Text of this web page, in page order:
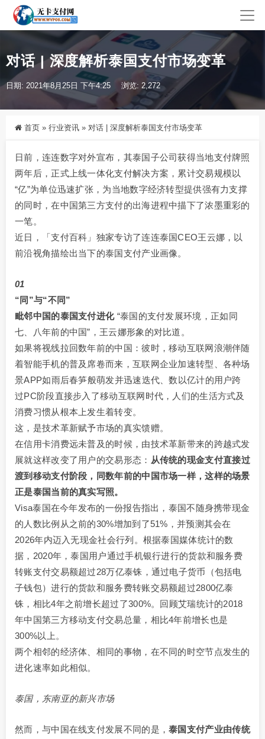
对话 | 深度解析泰国支付市场变革
日期: 2021年8月25日 下午4:25 浏览: 2,272
首页 » 行业资讯 » 对话 | 深度解析泰国支付市场变革
日前，连连数字对外宣布，其泰国子公司获得当地支付牌照
两年后，正式上线一体化支付解决方案，累计交易规模以
“亿”为单位迅速扩张，为当地数字经济转型提供强有力支撑
的同时，在中国第三方支付的出海进程中描下了浓墨重彩的
一笔。
近日，「支付百科」独家专访了连连泰国CEO王云娜，以
前沿视角描绘出当下的泰国支付产业画像。
01
“同”与“不同”
毗邻中国的泰国支付进化“泰国的支付发展环境，正如同
七、八年前的中国”，王云娜形象的对比道。
如果将视线拉回数年前的中国：彼时，移动互联网浪潮伴随
着智能手机的普及席卷而来，互联网企业加速转型、各种场
景APP如雨后春笋般萌发并迅速迭代、数以亿计的用户跨
过PC阶段直接步入了移动互联网时代，人们的生活方式及
消费习惯从根本上发生着转变。
这，是技术革新赋予市场的真实馈赠。
在信用卡消费远未普及的时候，由技术革新带来的跨越式发
展就这样改变了用户的交易形态： 从传统的现金支付直接过
渡到移动支付阶段，同数年前的中国市场一样，这样的场景
正是泰国当前的真实写照。
Visa泰国在今年发布的一份报告指出，泰国不随身携带现金
的人数比例从之前的30%增加到了51%，并预测其会在
2026年内迈入无现金社会行列。根据泰国媒体统计的数
据，2020年，泰国用户通过手机银行进行的货款和服务费
转账支付交易额超过28万亿泰铢，通过电子货币（包括电
子钱包）进行的货款和服务费转账交易额超过2800亿泰
铢，相比4年之前增长超过了300%。回顾艾瑞统计的2018
年中国第三方移动支付交易总量，相比4年前增长也是
300%以上。
两个相邻的经济体、相同的事物，在不同的时空节点发生的
进化速率如此相似。
泰国，东南亚的新兴市场
然而，与中国在线支付发展不同的是，泰国支付产业由传统